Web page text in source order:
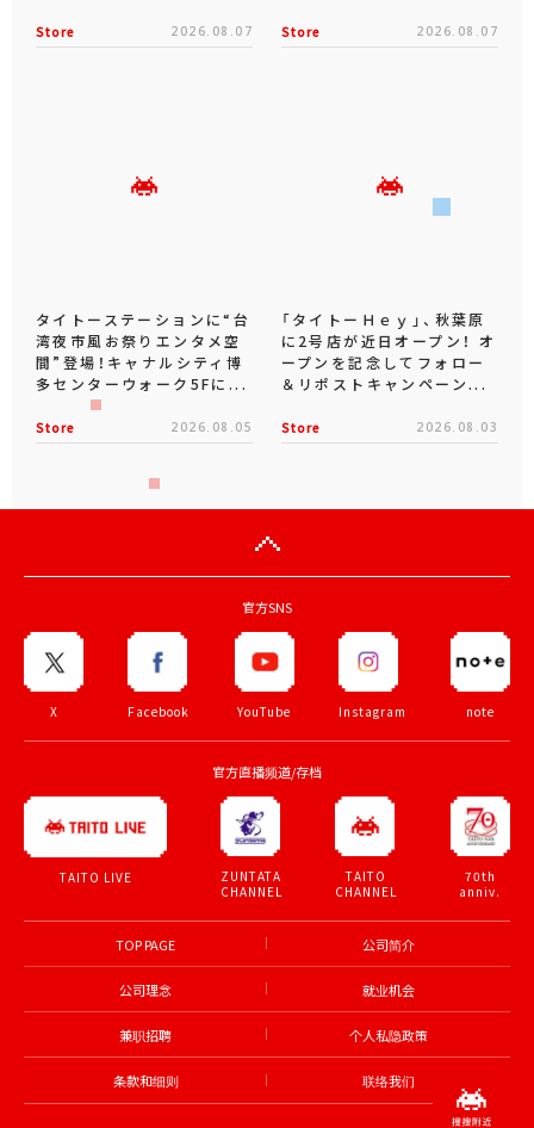
Store 2026.08.07 Store 2026.08.07
タイトーステーションに“台
湾夜市風お祭りエンタメ空
間”登場！キャナルシティ博
多センターウォーク5Fに...
Store 2026.08.05
「タイトーＨｅｙ」、秋葉原
に2号店が近日オープン！ オ
ープンを記念してフォロー
＆リポストキャンペーン...
Store 2026.08.03
官方SNS
X Facebook YouTube Instagram note
官方直播频道/存档
TAITO LIVE
ZUNTATA
CHANNEL
TAITO
CHANNEL
70th
anniv.
TOP PAGE 公司简介
公司理念 就业机会
兼职招聘 个人私隐政策
条款和细则 联络我们